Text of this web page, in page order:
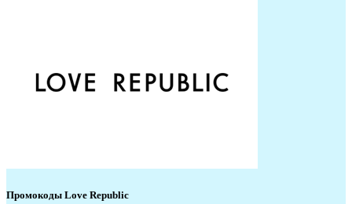
Промокоды Love Republic